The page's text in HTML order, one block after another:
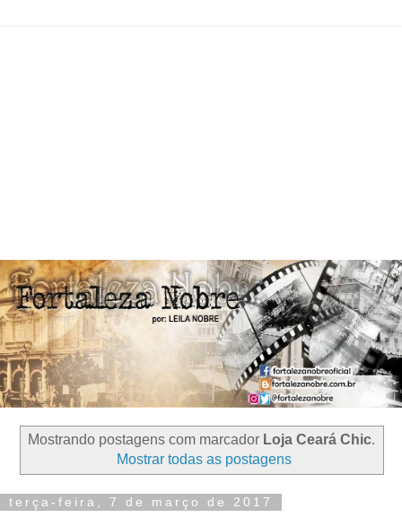
Mostrando postagens com marcador Loja Ceará Chic.
Mostrar todas as postagens
terça-feira, 7 de março de 2017